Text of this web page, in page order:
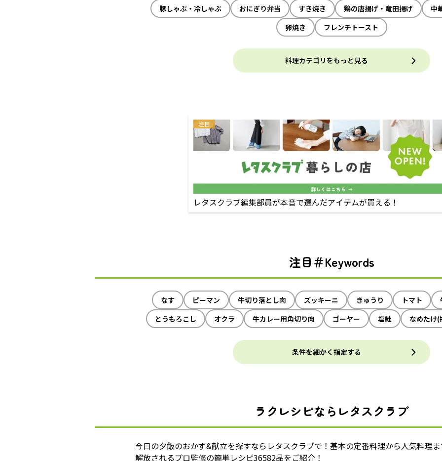
豚しゃぶ・冷しゃぶ おにぎり弁当 すき焼き 鶏の唐揚げ・竜田揚げ
中
卵焼き
フレンチトースト
料理カテゴリをもっと見る
注目
レタスクラブ編集部員が本音で選んだアイテムが買える！
注目＃Keywords
なす ピーマン 牛切り落とし肉 ズッキーニ きゅうり トマト
とうもろこし
オクラ 牛カレー用角切り肉 ゴーヤー 塩鮭 なめたけ(
条件を細かく指定する
ラクレシピならレタスクラブ
今日の夕飯のおかず&献立を探すならレタスクラブで！基本の定番料理から人気料理
解放されるプロ監修の簡単レシピ36582品をご紹介！